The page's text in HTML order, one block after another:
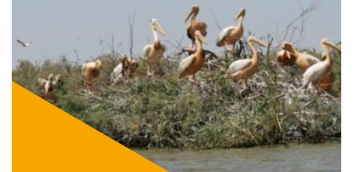
Visit language:
French
Visit type:
private
Price: € 99,00/person
(discounts for groups available)
cultural
gastronomy
active & nature